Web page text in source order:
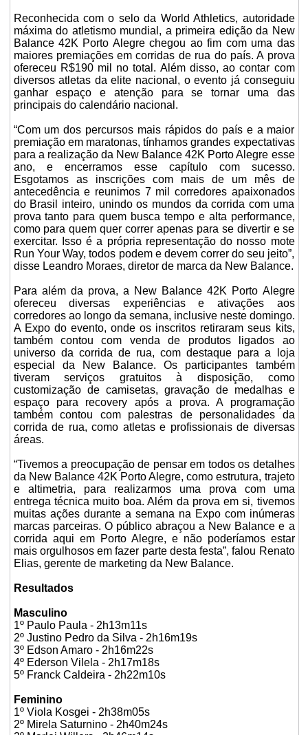
Reconhecida com o selo da World Athletics, autoridade
máxima do atletismo mundial, a primeira edição da New
Balance 42K Porto Alegre chegou ao fim com uma das
maiores premiações em corridas de rua do país. A prova
ofereceu R$190 mil no total. Além disso, ao contar com
diversos atletas da elite nacional, o evento já conseguiu
ganhar espaço e atenção para se tornar uma das
principais do calendário nacional.
“Com um dos percursos mais rápidos do país e a maior
premiação em maratonas, tínhamos grandes expectativas
para a realização da New Balance 42K Porto Alegre esse
ano, e encerramos esse capítulo com sucesso.
Esgotamos as inscrições com mais de um mês de
antecedência e reunimos 7 mil corredores apaixonados
do Brasil inteiro, unindo os mundos da corrida com uma
prova tanto para quem busca tempo e alta performance,
como para quem quer correr apenas para se divertir e se
exercitar. Isso é a própria representação do nosso mote
Run Your Way, todos podem e devem correr do seu jeito”,
disse Leandro Moraes, diretor de marca da New Balance.
Para além da prova, a New Balance 42K Porto Alegre
ofereceu diversas experiências e ativações aos
corredores ao longo da semana, inclusive neste domingo.
A Expo do evento, onde os inscritos retiraram seus kits,
também contou com venda de produtos ligados ao
universo da corrida de rua, com destaque para a loja
especial da New Balance. Os participantes também
tiveram serviços gratuitos à disposição, como
customização de camisetas, gravação de medalhas e
espaço para recovery após a prova. A programação
também contou com palestras de personalidades da
corrida de rua, como atletas e profissionais de diversas
áreas.
“Tivemos a preocupação de pensar em todos os detalhes
da New Balance 42K Porto Alegre, como estrutura, trajeto
e altimetria, para realizarmos uma prova com uma
entrega técnica muito boa. Além da prova em si, tivemos
muitas ações durante a semana na Expo com inúmeras
marcas parceiras. O público abraçou a New Balance e a
corrida aqui em Porto Alegre, e não poderíamos estar
mais orgulhosos em fazer parte desta festa”, falou Renato
Elias, gerente de marketing da New Balance.
Resultados
Masculino
1º Paulo Paula - 2h13m11s
2º Justino Pedro da Silva - 2h16m19s
3º Edson Amaro - 2h16m22s
4º Ederson Vilela - 2h17m18s
5º Franck Caldeira - 2h22m10s
Feminino
1º Viola Kosgei - 2h38m05s
2º Mirela Saturnino - 2h40m24s